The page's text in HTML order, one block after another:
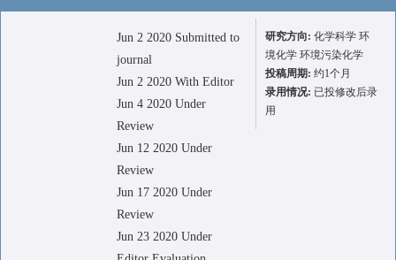
Jun 2 2020 Submitted to
journal
Jun 2 2020 With Editor
Jun 4 2020 Under
Review
Jun 12 2020 Under
Review
Jun 17 2020 Under
Review
Jun 23 2020 Under
研究方向: 化学科学 环
境化学 环境污染化学
投稿周期: 约1个月
录用情况: 已投修改后录
用